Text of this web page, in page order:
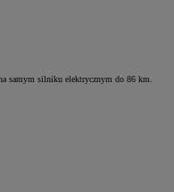
samym silniku elektrycznym do 86 km.